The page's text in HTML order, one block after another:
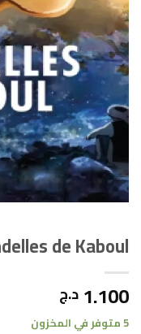
de Kaboul
1.100 د.ج
5 متوفر في المخزون